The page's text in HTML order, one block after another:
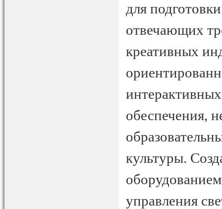
для
отвечающих
креативных
обеспечения,
культуры.
управления